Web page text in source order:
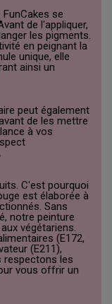
se
de l'appliquer,
les pigments.
en peignant la
unique, elle
ainsi un
peut également
de les mettre
à vos
C'est pourquoi
est élaborée à
Sans
notre peinture
végétariens.
(E172,
(E211),
respectons les
vous offrir un